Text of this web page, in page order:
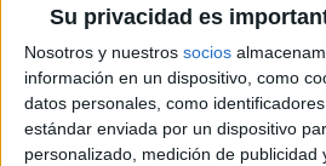
Su privacidad es
Nosotros y nuestros socios
información en un dispositivo, como
datos personales, como
estándar enviada por un dispositivo
personalizado, medición de publicidad
Descuentos en
Participación en los
Editorial Perfil.
Suscribite ahora